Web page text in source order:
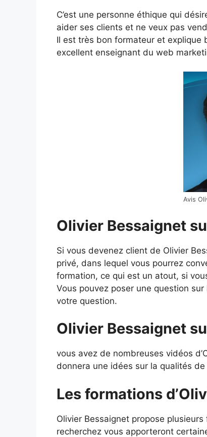
C’est une personne éthique qui
aider ses clients et ne veux pas
Il est très bon formateur et explique
excellent enseignant du web
Avis
Olivier Bessaignet
Si vous devenez client de Olivier
privé, dans lequel vous pourrez
formation, ce qui est un atout, si
Vous pouvez poser une question
votre question.
Olivier Bessaignet
vous avez de nombreuses vidéos
donnera une idées sur la qualités
Les formations
Olivier Bessaignet propose
recherchez vous apporteront